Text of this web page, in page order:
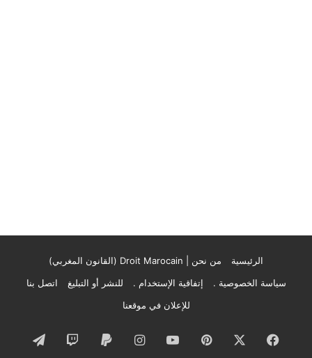
الرئيسية
من نحن | Droit Marocain (القانون المغربي)
سياسة الخصوصية .
إتفاقية الإستخدام . للنشر أو التبليغ
اتصل بنا
للإعلان في موقعنا
فيسبوك بينتيريست‫YouTubeانستقرام
‏Paypal